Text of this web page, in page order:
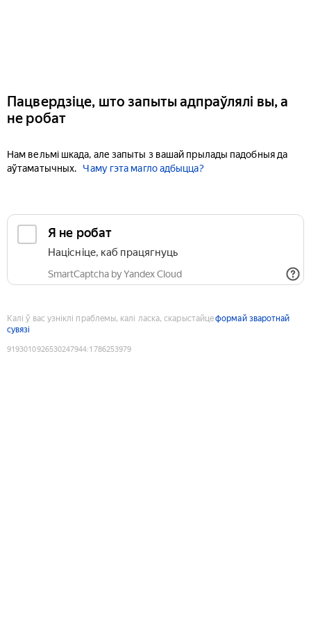
Пацвердзіце, што запыты адпраўлялі вы, а
не робат
Нам вельмі шкада, але запыты з вашай прылады падобныя да
аўтаматычных.
Чаму гэта магло адбыцца?
Я не робат
Націсніце, каб працягнуць
SmartCaptcha by Yandex Cloud
Калі ў вас узніклі праблемы, калі ласка, скарыстайцеформай зваротнай
сувязі
9193010926530247944:1786253979